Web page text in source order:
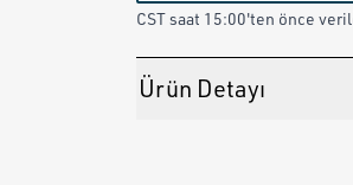
CST saat 15:00'ten önce
Ürün Detayı